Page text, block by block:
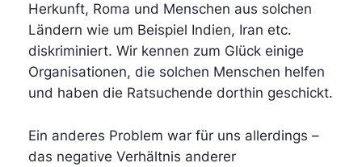
Herkunft, Roma und Menschen aus solchen
Ländern wie um Beispiel Indien, Iran etc.
diskriminiert. Wir kennen zum Glück einige
Organisationen, die solchen Menschen helfen
und haben die Ratsuchende dorthin geschickt.
Ein anderes Problem war für uns allerdings –
das negative Verhältnis anderer